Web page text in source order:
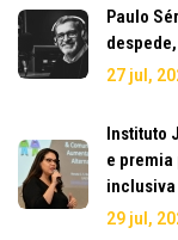
Paulo
27 jul,
Instituto
e
inclusiva
29 jul,